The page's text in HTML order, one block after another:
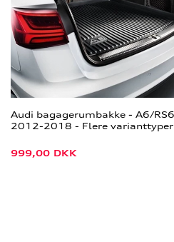
Audi bagagerumbakke - A6/
2012-2018 - Flere varianttyper
999,00 DKK